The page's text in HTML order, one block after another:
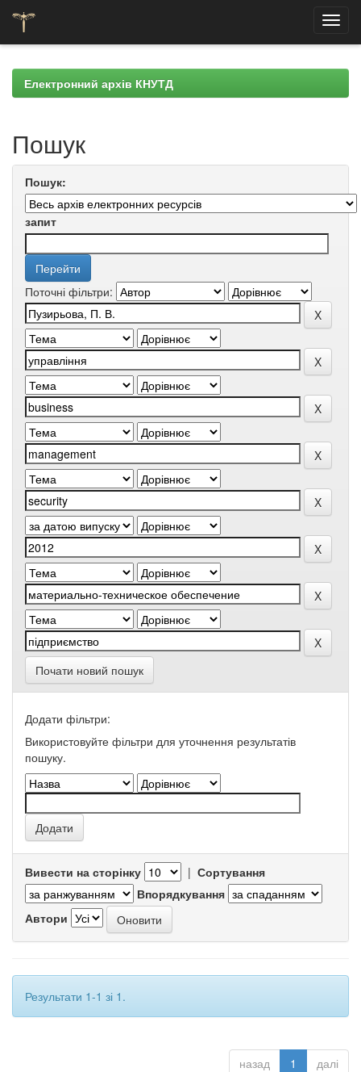
navigationЕлектронний архів КНУТД
Пошук
Пошук:
запит
Поточні фільтри:
Почати новий пошук
Додати фільтри:
Використовуйте фільтри для уточнення результатів
пошуку.
Вивести на сторінку | Сортування
Впорядкування
Автори
Результати 1-1 зі 1.
назад 1 далі